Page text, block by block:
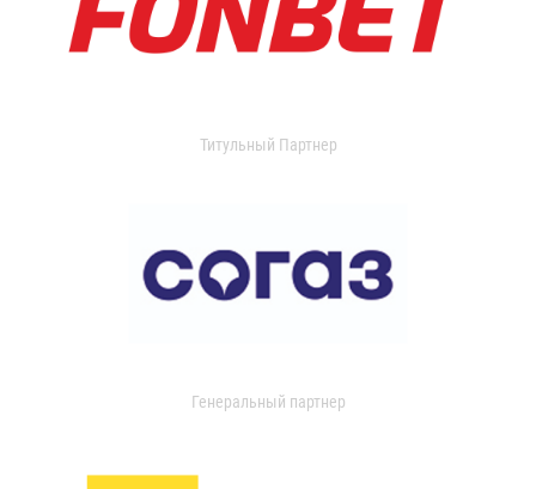
Титульный Партнер
Генеральный партнер